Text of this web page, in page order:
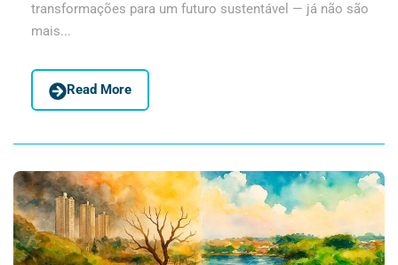
transformações para um futuro sustentável — já não são
mais...
Read More